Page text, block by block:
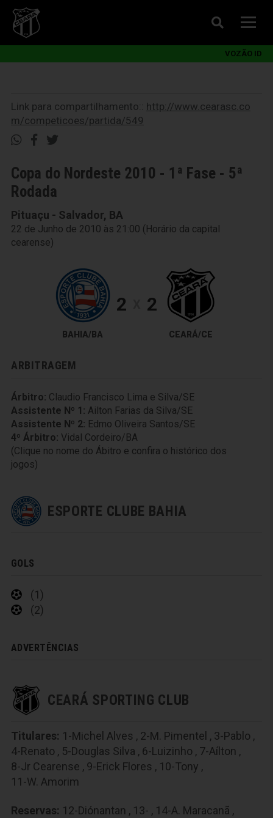
VOZÃO ID
Link para compartilhamento:: http://www.cearasc.co
m/competicoes/partida/549
Copa do Nordeste 2010 - 1ª Fase - 5ª
Rodada
Pituaçu - Salvador, BA
22 de Junho de 2010 às 21:00 (Horário da capital
cearense)
BAHIA/BA
2 2
CEARÁ/CE
ARBITRAGEM
Árbitro: Claudio Francisco Lima e Silva/SE
Assistente Nº 1: Ailton Farias da Silva/SE
Assistente Nº 2: Edmo Oliveira Santos/SE
4º Árbitro: Vidal Cordeiro/BA
(Clique no nome do Ábitro e confira o histórico dos
jogos)
ESPORTE CLUBE BAHIA
GOLS
(1)
(2)
ADVERTÊNCIAS
CEARÁ SPORTING CLUB
Titulares: 1-Michel Alves , 2-M. Pimentel , 3-Pablo ,
4-Renato , 5-Douglas Silva , 6-Luizinho , 7-Aílton ,
8-Jr Cearense , 9-Erick Flores , 10-Tony ,
11-W. Amorim
Reservas: 12-Diónantan , 13- , 14-A. Maracanã ,